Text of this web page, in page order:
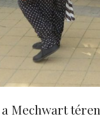
Mechwart téren